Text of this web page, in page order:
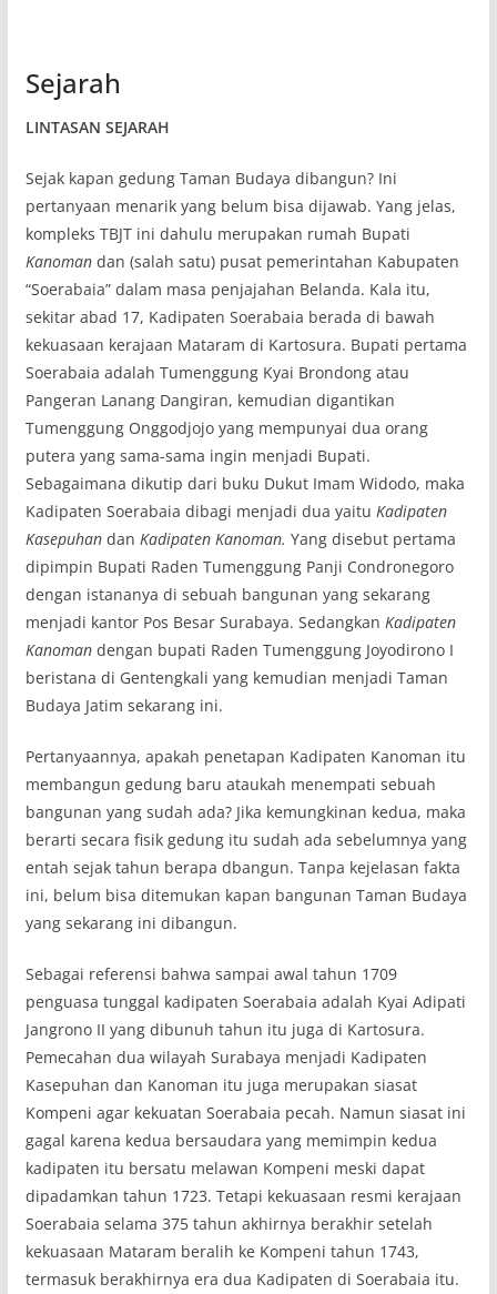
Sejarah
LINTASAN SEJARAH
Sejak kapan gedung Taman Budaya dibangun? Ini
pertanyaan menarik yang belum bisa dijawab. Yang jelas,
kompleks TBJT ini dahulu merupakan rumah Bupati
Kanomandan (salah satu) pusat pemerintahan Kabupaten
“Soerabaia” dalam masa penjajahan Belanda. Kala itu,
sekitar abad 17, Kadipaten Soerabaia berada di bawah
kekuasaan kerajaan Mataram di Kartosura. Bupati pertama
Soerabaia adalah Tumenggung Kyai Brondong atau
Pangeran Lanang Dangiran, kemudian digantikan
Tumenggung Onggodjojo yang mempunyai dua orang
putera yang sama-sama ingin menjadi Bupati.
Sebagaimana dikutip dari buku Dukut Imam Widodo, maka
Kadipaten Soerabaia dibagi menjadi dua yaitu Kadipaten
Kasepuhandan Kadipaten Kanoman. Yang disebut pertama
dipimpin Bupati Raden Tumenggung Panji Condronegoro
dengan istananya di sebuah bangunan yang sekarang
menjadi kantor Pos Besar Surabaya. Sedangkan Kadipaten
Kanoman dengan bupati Raden Tumenggung Joyodirono I
beristana di Gentengkali yang kemudian menjadi Taman
Budaya Jatim sekarang ini.
Pertanyaannya, apakah penetapan Kadipaten Kanoman itu
membangun gedung baru ataukah menempati sebuah
bangunan yang sudah ada? Jika kemungkinan kedua, maka
berarti secara fisik gedung itu sudah ada sebelumnya yang
entah sejak tahun berapa dbangun. Tanpa kejelasan fakta
ini, belum bisa ditemukan kapan bangunan Taman Budaya
yang sekarang ini dibangun.
Sebagai referensi bahwa sampai awal tahun 1709
penguasa tunggal kadipaten Soerabaia adalah Kyai Adipati
Jangrono II yang dibunuh tahun itu juga di Kartosura.
Pemecahan dua wilayah Surabaya menjadi Kadipaten
Kasepuhan dan Kanoman itu juga merupakan siasat
Kompeni agar kekuatan Soerabaia pecah. Namun siasat ini
gagal karena kedua bersaudara yang memimpin kedua
kadipaten itu bersatu melawan Kompeni meski dapat
dipadamkan tahun 1723. Tetapi kekuasaan resmi kerajaan
Soerabaia selama 375 tahun akhirnya berakhir setelah
kekuasaan Mataram beralih ke Kompeni tahun 1743,
termasuk berakhirnya era dua Kadipaten di Soerabaia itu.